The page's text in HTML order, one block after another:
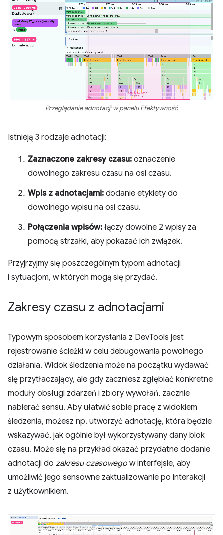
Przeglądanie adnotacji w panelu Efektywność
Istnieją 3 rodzaje adnotacji:
Zaznaczone zakresy czasu: oznaczenie
dowolnego zakresu czasu na osi czasu.
Wpis z adnotacjami: dodanie etykiety do
dowolnego wpisu na osi czasu.
Połączenia wpisów: łączy dowolne 2 wpisy za
pomocą strzałki, aby pokazać ich związek.
Przyjrzyjmy się poszczególnym typom adnotacji
i sytuacjom, w których mogą się przydać.
Zakresy czasu z adnotacjami
Typowym sposobem korzystania z DevTools jest
rejestrowanie ścieżki w celu debugowania powolnego
działania. Widok śledzenia może na początku wydawać
się przytłaczający, ale gdy zaczniesz zgłębiać konkretne
moduły obsługi zdarzeń i zbiory wywołań, zacznie
nabierać sensu. Aby ułatwić sobie pracę z widokiem
śledzenia, możesz np. utworzyć adnotację, która będzie
wskazywać, jak ogólnie był wykorzystywany dany blok
czasu. Może się na przykład okazać przydatne dodanie
adnotacji do zakresu czasowego w interfejsie, aby
umożliwić jego sensowne zaktualizowanie po interakcji
z użytkownikiem.